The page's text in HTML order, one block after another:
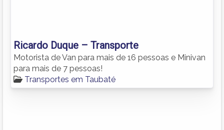
Ricardo Duque – Transporte
Motorista de Van para mais de 16 pessoas e Minivan
para mais de 7 pessoas!
Transportes em Taubaté